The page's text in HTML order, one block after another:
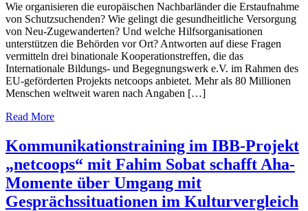
Wie organisieren die europäischen Nachbarländer die Erstaufnahme
von Schutzsuchenden? Wie gelingt die gesundheitliche Versorgung
von Neu-Zugewanderten? Und welche Hilfsorganisationen
unterstützen die Behörden vor Ort? Antworten auf diese Fragen
vermitteln drei binationale Kooperationstreffen, die das
Internationale Bildungs- und Begegnungswerk e.V. im Rahmen des
EU-geförderten Projekts netcoops anbietet. Mehr als 80 Millionen
Menschen weltweit waren nach Angaben […]
Read More
Kommunikationstraining im IBB-Projekt
„netcoops“ mit Fahim Sobat schafft Aha-
Momente über Umgang mit
Gesprächssituationen im Kulturvergleich